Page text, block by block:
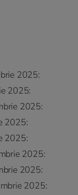
2025:
2025:
2025:
2025:
2025:
2025:
2025:
2025: